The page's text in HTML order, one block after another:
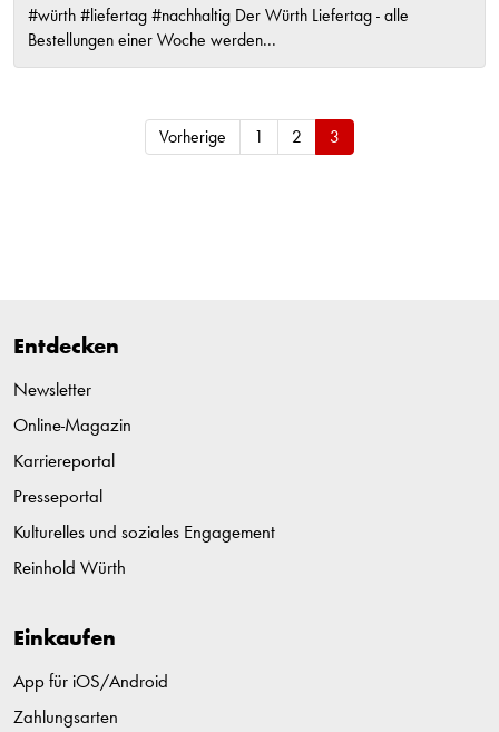
#würth #liefertag #nachhaltig Der Würth Liefertag - alle
Bestellungen einer Woche werden...
Vorherige 2 3
Entdecken
Newsletter
Online-Magazin
Karriereportal
Presseportal
Kulturelles und soziales Engagement
Reinhold Würth
Einkaufen
App für iOS/Android
Zahlungsarten